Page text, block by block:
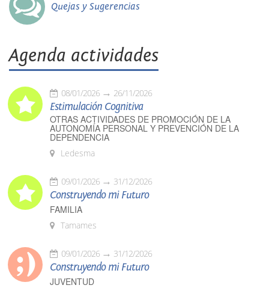
Quejas y Sugerencias
Agenda actividades
08/01/2026 26/11/2026
Estimulación Cognitiva
OTRAS ACTIVIDADES DE PROMOCIÓN DE LA
AUTONOMÍA PERSONAL Y PREVENCIÓN DE LA
DEPENDENCIA
Ledesma
09/01/2026 31/12/2026
Construyendo mi Futuro
FAMILIA
Tamames
09/01/2026 31/12/2026
Construyendo mi Futuro
JUVENTUD